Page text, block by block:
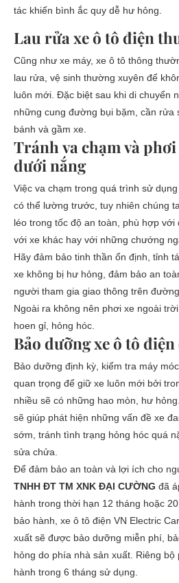
tác khiến bình ắc quy dễ hư hỏng.
Lau rửa xe ô tô điện
Cũng như xe máy, xe ô tô thông
lau rửa, vệ sinh thường xuyên để
luôn mới. Đặc biệt sau khi di chuyển
những cung đường bụi bặm, cần rửa
bánh và gầm xe.
Tránh va chạm và
dưới nắng
Việc va chạm trong quá trình sử
có thể lường trước, tuy nhiên chúng
léo trong tốc độ an toàn, phù hợp với
với xe khác hay với những chướng
Hãy đảm bảo tinh thần ổn định, tỉnh
xe không bị hư hỏng, đảm bảo an
người tham gia giao thông trên
Ngoài ra không nên phơi xe ngoài
hoen gỉ, hỏng hóc.
Bảo dưỡng xe ô tô
Bảo dưỡng định kỳ, kiểm tra máy
quan trọng để giữ xe luôn mới bởi
nhiều sẽ có những hao mòn, hư
sẽ giúp phát hiện những vấn đề xe
sớm, tránh tình trạng hỏng hóc quá
sửa chửa.
Để đảm bảo an toàn và lợi ích cho
TNHH ĐT TM XNK ĐẠI CƯỜNG đã
hành trong thời hạn 12 tháng hoặc
bảo hành, xe ô tô điện VN Electric
xuất sẽ được bảo dưỡng miễn phí,
hỏng do phía nhà sản xuất. Riêng
hành trong 6 tháng sử dụng.